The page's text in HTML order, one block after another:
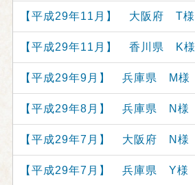
【平成29年11月】 大阪府 T様
【平成29年11月】 香川県 K様
【平成29年9月】 兵庫県 M様
【平成29年8月】 兵庫県 N様
【平成29年7月】 大阪府 N様
【平成29年7月】 兵庫県 Y様